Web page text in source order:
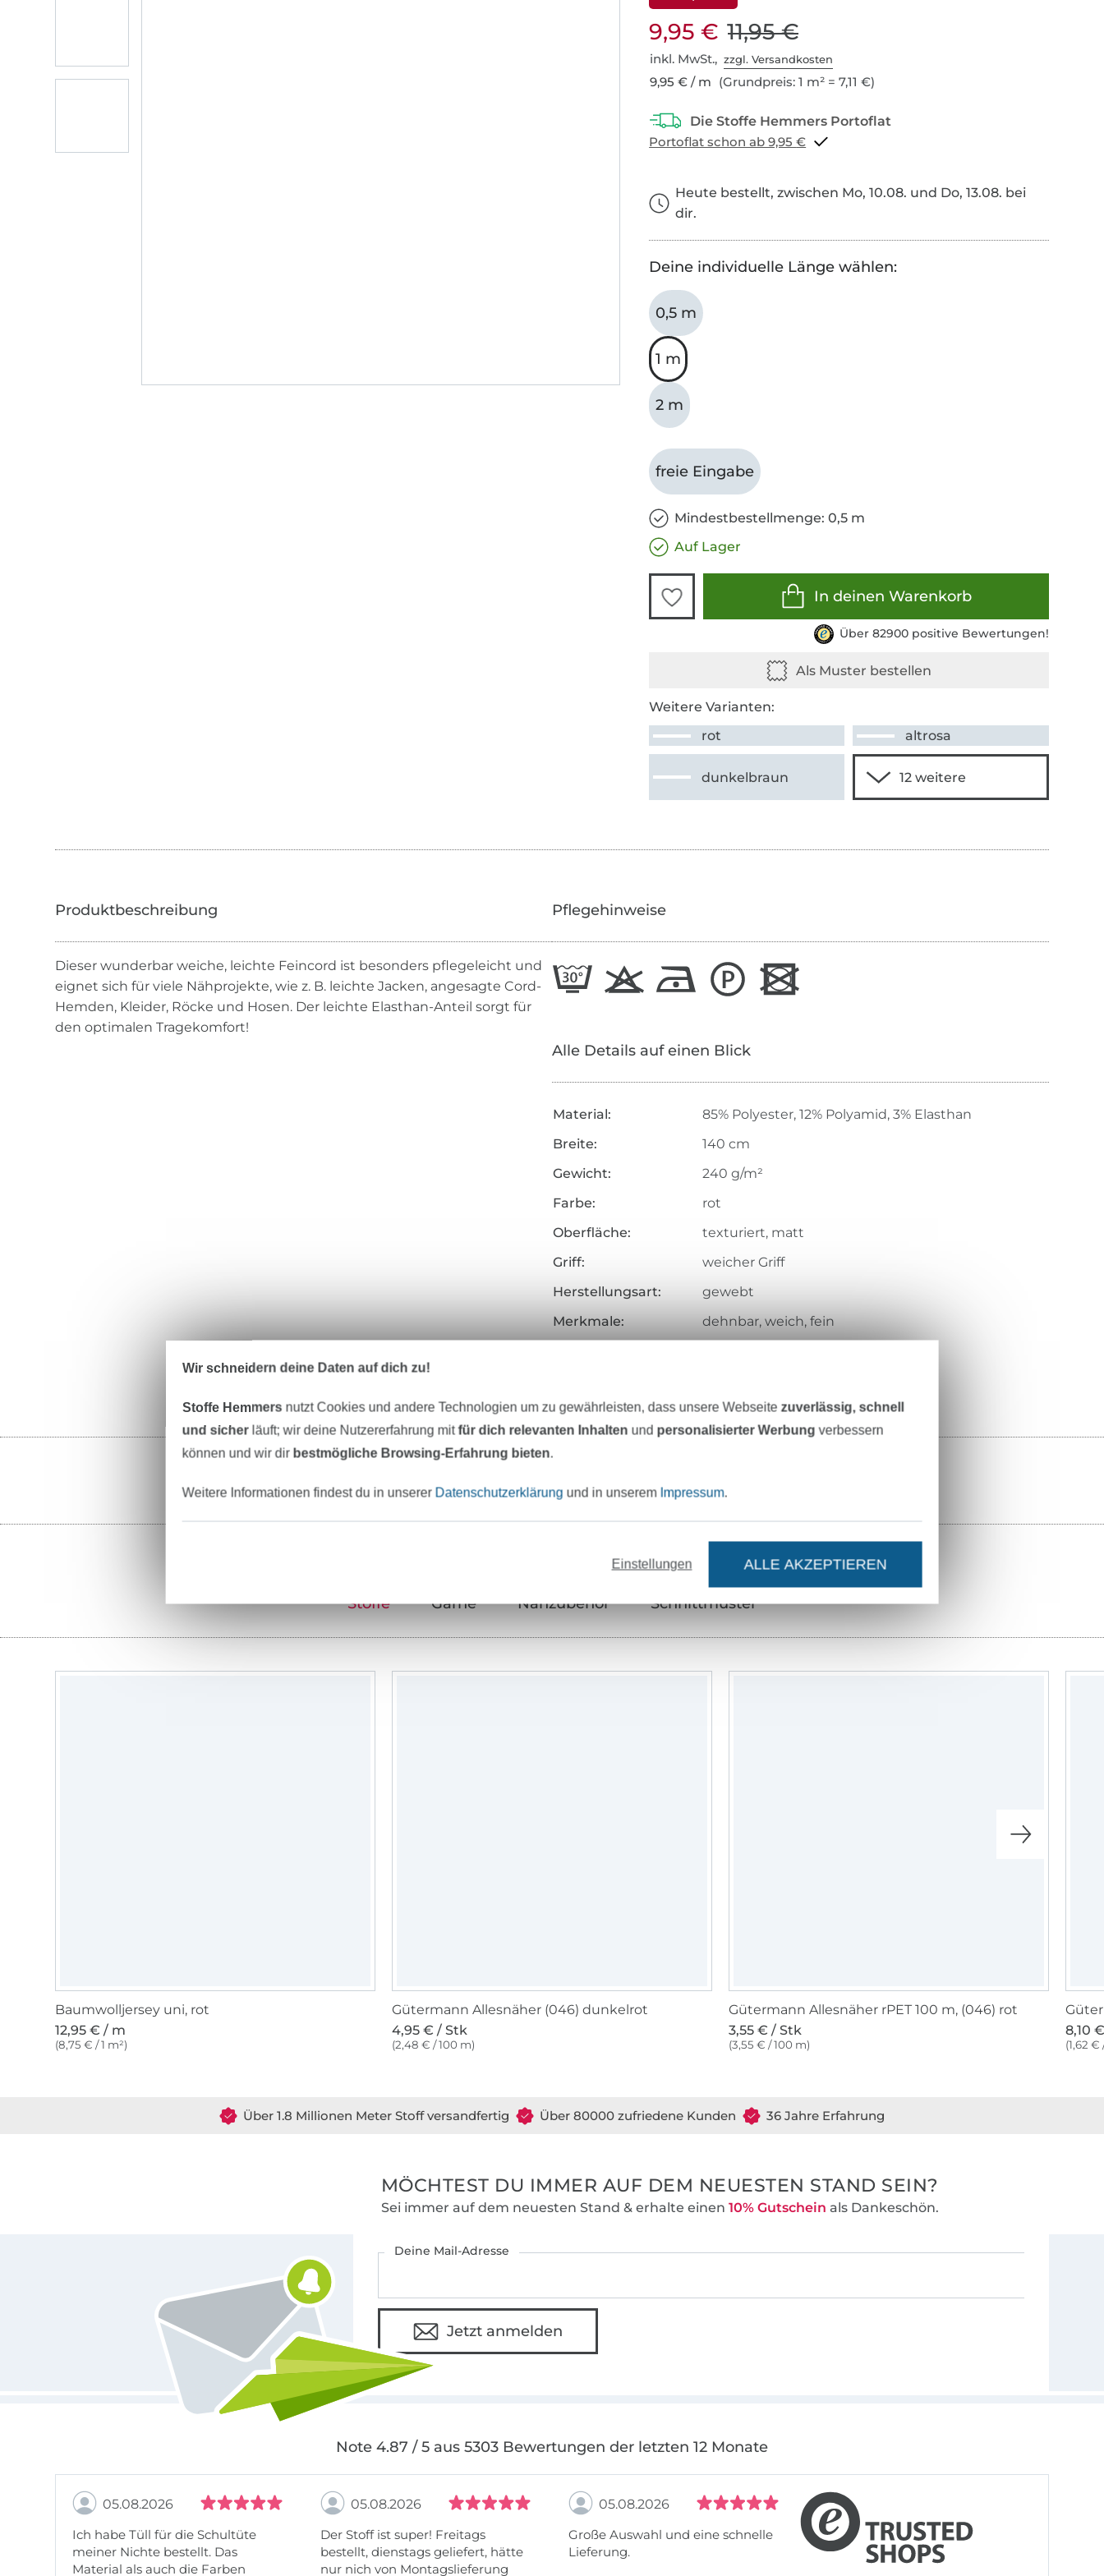
9,95 € 11,95 €
inkl. MwSt.,zzgl. Versandkosten
9,95 € / m (Grundpreis: 1 m² = 7,11 €)
Portoflat schon ab 9,95 €
Heute bestellt, zwischen Mo, 10.08. und Do, 13.08. bei
dir.
Deine individuelle Länge wählen:
0,5 m
1 m
2 m
freie Eingabe
Mindestbestellmenge: 0,5 m
Auf Lager
In deinen Warenkorb
Über 82900 positive Bewertungen!
Weitere Varianten:
rot
altrosa
dunkelbraun
Dieser wunderbar weiche, leichte Feincord ist besonders pflegeleicht und
eignet sich für viele Nähprojekte, wie z. B. leichte Jacken, angesagte Cord-
Hemden, Kleider, Röcke und Hosen. Der leichte Elasthan-Anteil sorgt für
den optimalen Tragekomfort!
Pflegehinweise
Alle Details auf einen Blick
Material:
85% Polyester, 12% Polyamid, 3% Elasthan
Breite:
140 cm
Gewicht:
240 g/m²
Farbe:
rot
Oberfläche:
texturiert, matt
Griff:
weicher Griff
Herstellungsart:
gewebt
Merkmale:
dehnbar, weich, fein
Unser Tipp: Das passt dazu
Stoffe Garne Nähzubehör Schnittmuster
Baumwolljersey uni, rot
12,95 € / m
(8,75 € / 1 m²)
Gütermann Allesnäher (046) dunkelrot
4,95 € / Stk
(2,48 € / 100 m)
Gütermann Allesnäher rPET 100 m, (046) rot
3,55 € / Stk
(3,55 € / 100 m)
8,10
(1,62 €
Über 1.8 Millionen Meter Stoff versandfertig Über 80000 zufriedene Kunden 36 Jahre Erfahrung
MÖCHTEST DU IMMER AUF DEM NEUESTEN STAND SEIN?
Sei immer auf dem neuesten Stand & erhalte einen 10% Gutschein als Dankeschön.
Deine Mail-Adresse
Jetzt anmelden
Note 4.87 / 5 aus 5303 Bewertungen der letzten 12 Monate
05.08.2026
Ich habe Tüll für die Schultüte
meiner Nichte bestellt. Das
Material als auch die Farben
05.08.2026
Der Stoff ist super! Freitags
bestellt, dienstags geliefert, hätte
nur nich von Montagslieferung
05.08.2026
Große Auswahl und eine schnelle
Lieferung.
Wir schneidern deine Daten auf dich zu!
Stoffe Hemmers nutzt Cookies und andere Technologien um zu gewährleisten, dass unsere Webseitezuverlässig, schnell
und sicherläuft; wir deine Nutzererfahrung mitfür dich relevanten Inhalten und personalisierter Werbung verbessern
können und wir dir bestmögliche Browsing-Erfahrung bieten.
Weitere Informationen findest du in unserer Datenschutzerklärung und in unserem Impressum.
Einstellungen ALLE AKZEPTIEREN